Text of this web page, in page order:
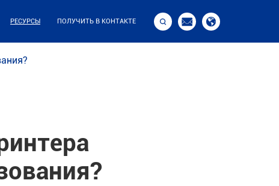
РЕСУРСЫ ПОЛУЧИТЬ В КОНТАКТЕ   